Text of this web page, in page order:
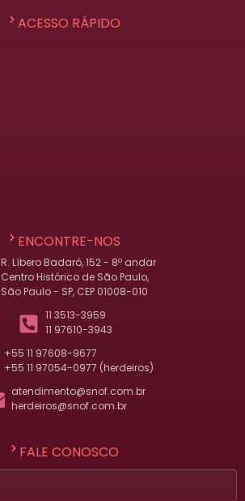
ACESSO RÁPIDO
ENCONTRE-NOS
R. Líbero Badaró, 152 - 8º andar
Centro Histórico de São Paulo,
São Paulo - SP, CEP 01008-010
11 3513-3959
11 97610-3943
+55 11 97608-9677
+55 11 97054-0977 (herdeiros)
atendimento@snof.com.br
herdeiros@snof.com.br
FALE CONOSCO